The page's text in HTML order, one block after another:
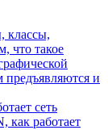
классы,
что такое
предъявляются и
сеть
как работает